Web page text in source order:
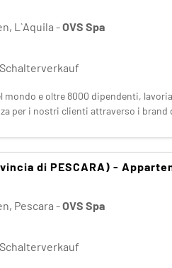
, L`Aquila -OVS Spa
mondo e oltre 8000 dipendenti,
per i nostri clienti attraverso i brand
prepariam
di PESCARA) -
, Pescara -OVS Spa